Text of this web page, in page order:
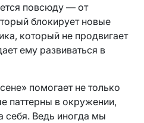
повсюду — от
блокирует новые
который не продвигает
ему развиваться в
помогает не только
паттерны в окружении,
себя. Ведь иногда мы